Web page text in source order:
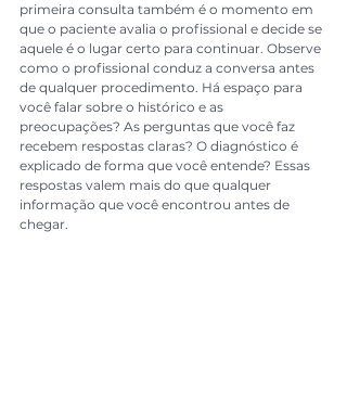
primeira consulta também é o momento em
que o paciente avalia o profissional e decide se
aquele é o lugar certo para continuar. Observe
como o profissional conduz a conversa antes
de qualquer procedimento. Há espaço para
você falar sobre o histórico e as
preocupações? As perguntas que você faz
recebem respostas claras? O diagnóstico é
explicado de forma que você entende? Essas
respostas valem mais do que qualquer
informação que você encontrou antes de
chegar.